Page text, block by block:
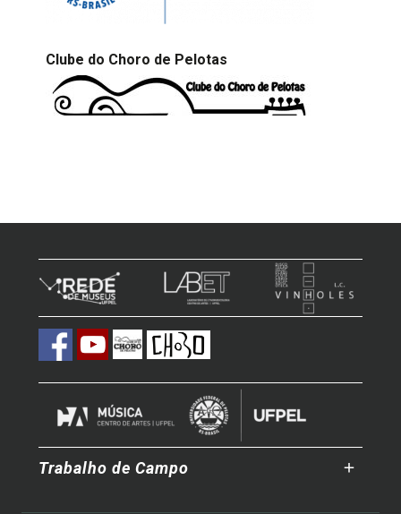
Clube do Choro de Pelotas
Trabalho de Campo